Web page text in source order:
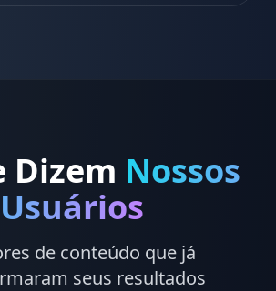
Dizem Nossos
Usuários
de conteúdo que já
seus resultados